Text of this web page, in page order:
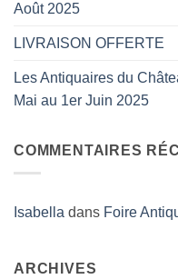
Août 2025
LIVRAISON OFFERTE
Les Antiquaires du
Mai au 1er Juin 2025
COMMENTAIRES
Isabella dans Foire
ARCHIVES